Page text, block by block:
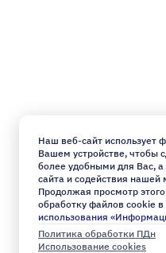
Наш веб-сайт использует
Вашем устройстве, чтобы
более удобными для Вас, а
сайта и содействия нашей
Продолжая просмотр
обработку файлов cookie в
использования
Политика обработки ПДн
Использование cookies